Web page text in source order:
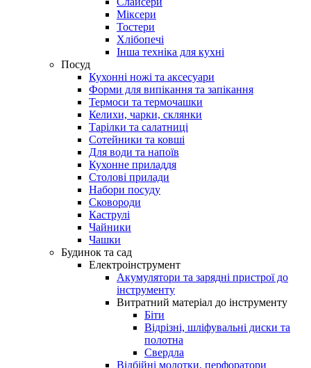
Міксери
Тостери
Хлібопечі
Інша техніка для кухні
Посуд
Кухонні ножі та аксесуари
Форми для випікання та запікання
Термоси та термочашки
Келихи, чарки, склянки
Тарілки та салатниці
Сотейники та ковші
Для води та напоїв
Кухонне приладдя
Столові прилади
Набори посуду
Сковороди
Каструлі
Чайники
Чашки
Будинок та сад
Електроінструмент
Акумулятори та зарядні пристрої до
інструменту
Витратний матеріал до інструменту
Біти
Відрізні, шліфувальні диски та
полотна
Свердла
Відбійні молотки, перфоратори